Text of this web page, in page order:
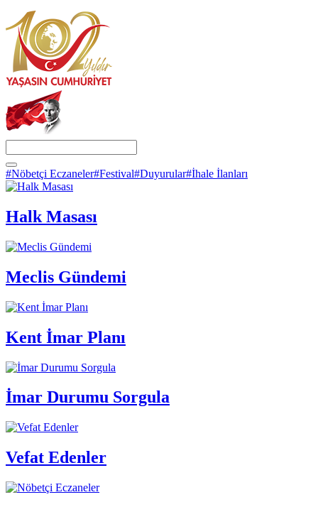
#Nöbetçi Eczaneler#Festival#Duyurular#İhale İlanları
Halk Masası
Meclis Gündemi
Kent İmar Planı
İmar Durumu Sorgula
Vefat Edenler